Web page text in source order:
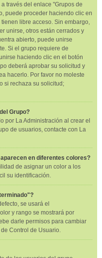
través del enlace "Grupos de
puede proceder haciendo clic en
libre acceso. Sin embargo,
unirse, otros están cerrados y
abierto, puede unirse
Si el grupo requiere de
haciendo clic en el botón
deberá aprobar su solicitud y
hacerlo. Por favor no moleste
si rechaza su solicitud;
Grupo?
por La Administración al crear el
de usuarios, contacte con La
en diferentes colores?
de asignar un color a los
su identificación.
se usará el
y rango se mostrará por
darle permisos para cambiar
Control de Usuario.